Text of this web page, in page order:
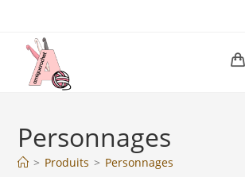
Personnages
> Produits > Personnages